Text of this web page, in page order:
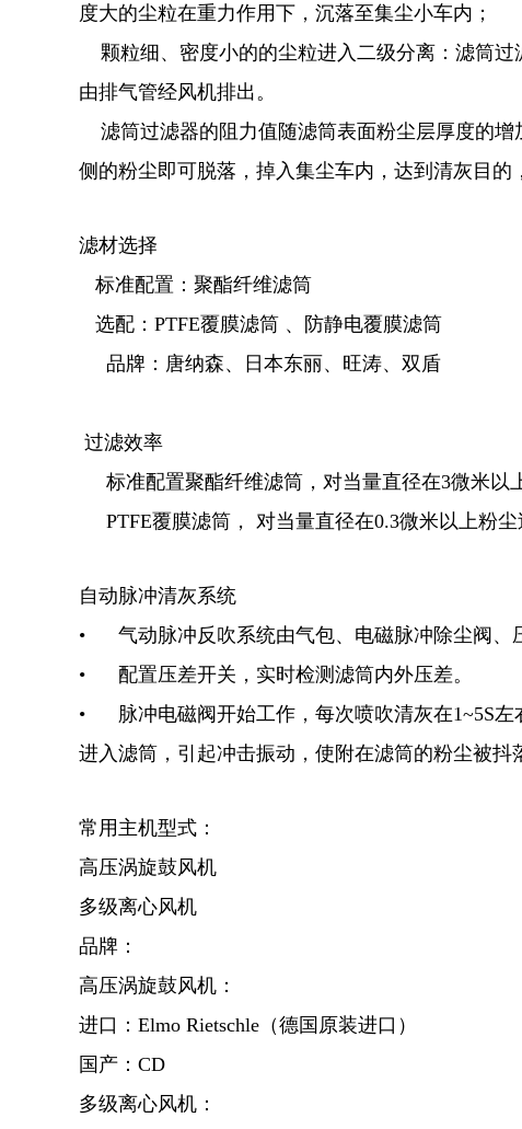
度大的尘粒在重力作用下，沉落至集尘小车内；
颗粒细、密度小的的尘粒进入二级分离：滤筒
由排气管经风机排出。
滤筒过滤器的阻力值随滤筒表面粉尘层厚度的
侧的粉尘即可脱落，掉入集尘车内，达到清灰目的
滤材选择
标准配置：聚酯纤维滤筒
选配：PTFE覆膜滤筒 、防静电覆膜滤筒
品牌：唐纳森、日本东丽、旺涛、双盾
过滤效率
标准配置聚酯纤维滤筒，对当量直径在3微米以
PTFE覆膜滤筒， 对当量直径在0.3微米以上粉尘
自动脉冲清灰系统
• 气动脉冲反吹系统由气包、电磁脉冲除尘阀、
• 配置压差开关，实时检测滤筒内外压差。
• 脉冲电磁阀开始工作，每次喷吹清灰在1~5S左
进入滤筒，引起冲击振动，使附在滤筒的粉尘被抖
常用主机型式：
高压涡旋鼓风机
多级离心风机
品牌：
高压涡旋鼓风机：
进口：Elmo Rietschle（德国原装进口）
国产：CD
多级离心风机：